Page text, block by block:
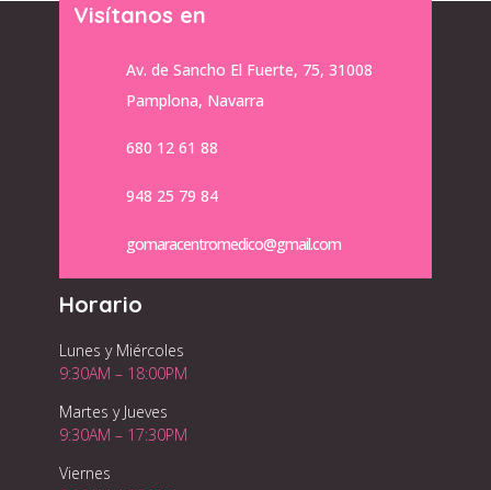
Visítanos en
Av. de Sancho El Fuerte, 75, 31008
Pamplona, Navarra
680 12 61 88
948 25 79 84
gomaracentromedico@gmail.com
Horario
Lunes y Miércoles
9:30AM – 18:00PM
Martes y Jueves
9:30AM – 17:30PM
Viernes